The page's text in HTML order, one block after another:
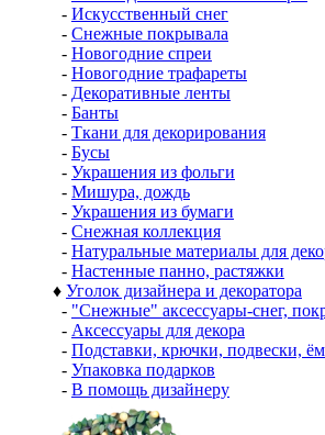
- Искусственный снег
- Снежные покрывала
- Новогодние спреи
- Новогодние трафареты
- Декоративные ленты
- Банты
- Ткани для декорирования
- Бусы
- Украшения из фольги
- Мишура, дождь
- Украшения из бумаги
- Снежная коллекция
- Натуральные материалы для
- Настенные панно, растяжки
♦ Уголок дизайнера и декоратора
- "Снежные" аксессуары-снег,
- Аксессуары для декора
- Подставки, крючки, подвески,
- Упаковка подарков
- В помощь дизайнеру